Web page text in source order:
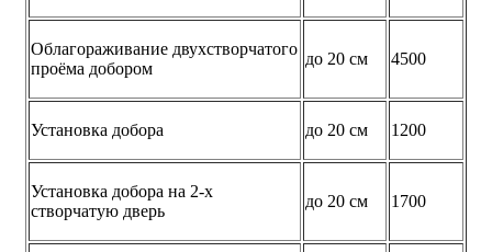
Облагораживание двухстворчатого
проёма добором
до 20 см 4500
Установка добора до 20 см 1200
Установка добора на 2-х
створчатую дверь
до 20 см 1700